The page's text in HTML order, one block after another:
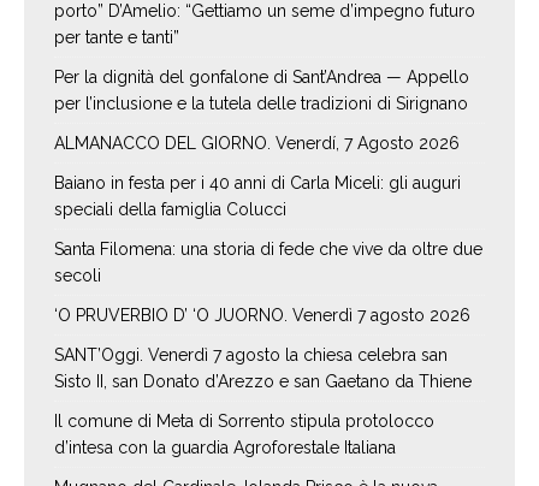
porto” D’Amelio: “Gettiamo un seme d’impegno futuro
per tante e tanti”
Per la dignità del gonfalone di Sant’Andrea — Appello
per l’inclusione e la tutela delle tradizioni di Sirignano
ALMANACCO DEL GIORNO. Venerdí, 7 Agosto 2026
Baiano in festa per i 40 anni di Carla Miceli: gli auguri
speciali della famiglia Colucci
Santa Filomena: una storia di fede che vive da oltre due
secoli
‘O PRUVERBIO D’ ‘O JUORNO. Venerdì 7 agosto 2026
SANT’Oggi. Venerdì 7 agosto la chiesa celebra san
Sisto II, san Donato d’Arezzo e san Gaetano da Thiene
Il comune di Meta di Sorrento stipula protolocco
d’intesa con la guardia Agroforestale Italiana